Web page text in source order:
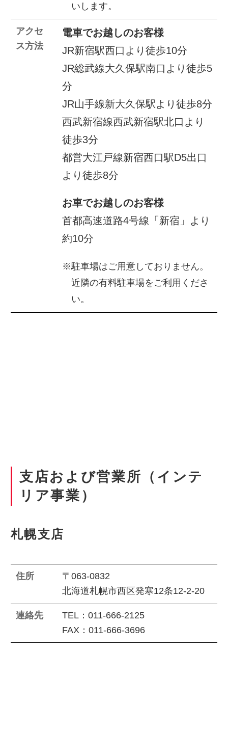
いします。
アクセ
ス方法
電車でお越しのお客様
JR新宿駅西口より徒歩10分
JR総武線大久保駅南口より徒歩5
分
JR山手線新大久保駅より徒歩8分
西武新宿線西武新宿駅北口より
徒歩3分
都営大江戸線新宿西口駅D5出口
より徒歩8分
お車でお越しのお客様
首都高速道路4号線「新宿」より
約10分
※駐車場はご用意しておりません。
近隣の有料駐車場をご利用くださ
い。
支店および営業所（インテ
リア事業）
札幌支店
住所
〒063-0832
北海道札幌市西区発寒12条12-2-20
連絡先
TEL：011-666-2125
FAX：011-666-3696